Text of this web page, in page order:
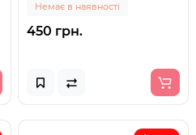
Немає в наявності
450 грн.